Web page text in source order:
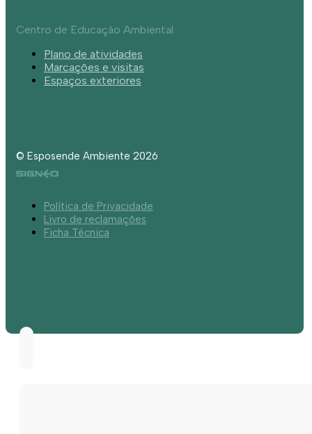
Centro de Educação Ambiental
Plano de atividades
Marcações e visitas
Espaços exteriores
© Esposende Ambiente 2026
Política de Privacidade
Livro de reclamações
Ficha Técnica